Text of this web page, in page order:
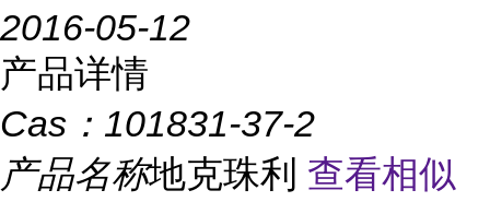
2016-05-12
产品详情
Cas： 101831-37-2
产品名称地克珠利 查看相似